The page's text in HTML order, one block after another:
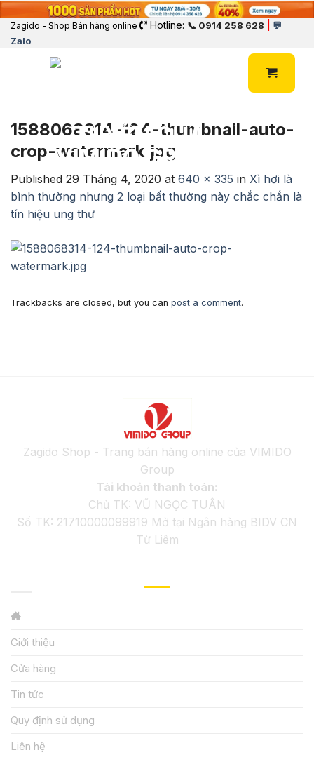
Zagido - Shop Bán hàng online Hotline: 📞 0914 258 628
💬
Zalo
1588068314-124-thumbnail-auto-
crop-watermark.jpg
Published 29 Tháng 4, 2020 at 640 × 335 in Xì hơi là
bình thường nhưng 2 loại bất thường này chắc chắn là
tín hiệu ung thư
Trackbacks are closed, but you can post a comment.
Zagido Shop - Trang bán hàng online của VIMIDO
Group
Tài khoản thanh toán:
Chủ TK: VŨ NGỌC TUÂN
Số TK: 21710000099919 Mở tại Ngân hàng BIDV CN
Từ Liêm
Giới thiệu
Cửa hàng
Tin tức
Quy định sử dụng
Liên hệ